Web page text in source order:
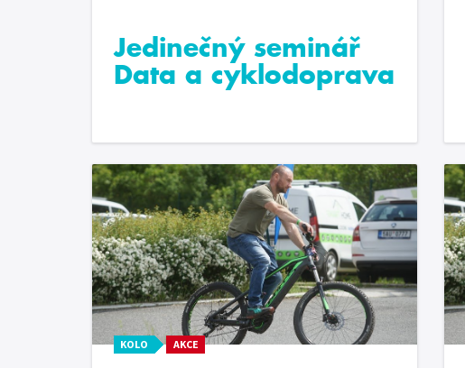
Jedinečný seminář
Data a cyklodoprava
KOLO AKCE